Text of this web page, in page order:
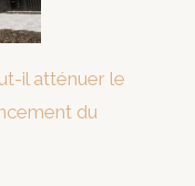
il atténuer le
du